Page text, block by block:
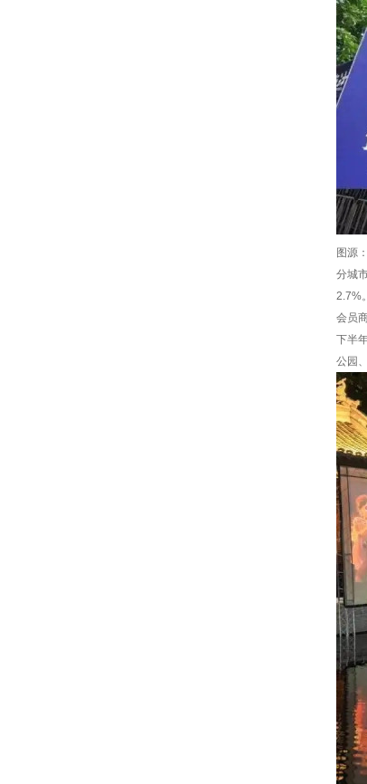
图源
分城
2.7%
会员
下半
公园